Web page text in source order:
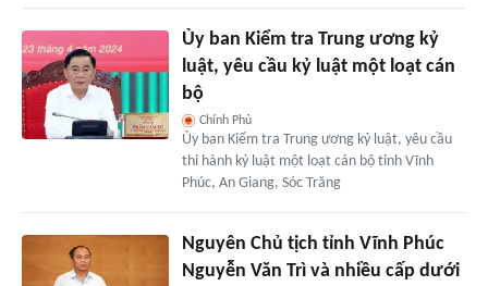
Ủy ban Kiểm tra Trung ương kỷ
luật, yêu cầu kỷ luật một loạt cán
bộ
Chính Phủ
Ủy ban Kiểm tra Trung ương kỷ luật, yêu cầu
thi hành kỷ luật một loạt cán bộ tỉnh Vĩnh
Phúc, An Giang, Sóc Trăng
Nguyên Chủ tịch tỉnh Vĩnh Phúc
Nguyễn Văn Trì và nhiều cấp dưới